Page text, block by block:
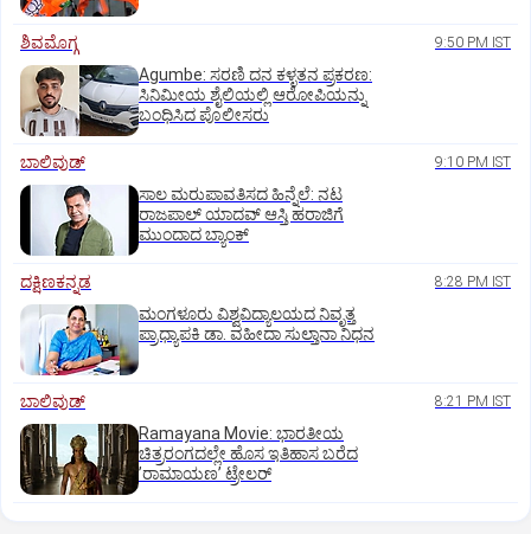
ಶಿವಮೊಗ್ಗ 9:50 PM IST
Agumbe: ಸರಣಿ ದನ ಕಳ್ಳತನ ಪ್ರಕರಣ:
ಸಿನಿಮೀಯ ಶೈಲಿಯಲ್ಲಿ ಆರೋಪಿಯನ್ನು
ಬಂಧಿಸಿದ ಪೊಲೀಸರು
ಬಾಲಿವುಡ್‌ 9:10 PM IST
ಸಾಲ ಮರುಪಾವತಿಸದ ಹಿನ್ನೆಲೆ: ನಟ
ರಾಜಪಾಲ್ ಯಾದವ್‌ ಆಸ್ತಿ ಹರಾಜಿಗೆ
ಮುಂದಾದ ಬ್ಯಾಂಕ್
ದಕ್ಷಿಣಕನ್ನಡ 8:28 PM IST
ಮಂಗಳೂರು ವಿಶ್ವವಿದ್ಯಾಲಯದ ನಿವೃತ್ತ
ಪ್ರಾಧ್ಯಾಪಕಿ ಡಾ. ವಹೀದಾ ಸುಲ್ತಾನಾ ನಿಧನ
ಬಾಲಿವುಡ್‌ 8:21 PM IST
Ramayana Movie: ಭಾರತೀಯ
ಚಿತ್ರರಂಗದಲ್ಲೇ ಹೊಸ ಇತಿಹಾಸ ಬರೆದ
ʼರಾಮಾಯಣʼ ಟ್ರೇಲರ್